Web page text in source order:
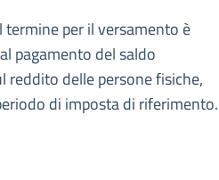
termine per il versamento è
pagamento del saldo
reddito delle persone fisiche,
di imposta di riferimento.